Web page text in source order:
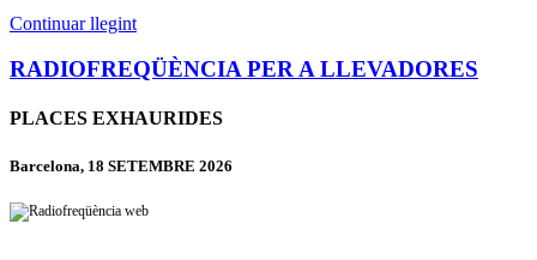
Continuar llegint
RADIOFREQÜÈNCIA PER A LLEVADORES
PLACES EXHAURIDES
Barcelona, 18 SETEMBRE 2026